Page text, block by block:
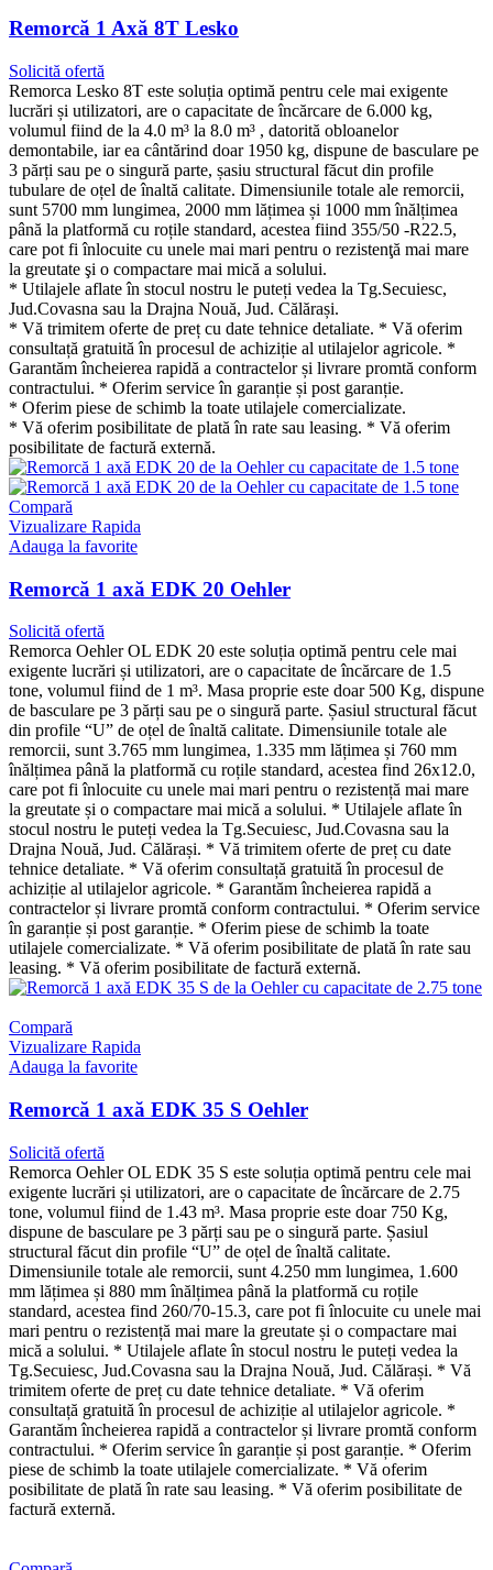
Remorcă 1 Axă 8T Lesko
Solicită ofertă
Remorca Lesko 8T este soluția optimă pentru cele mai exigente
lucrări și utilizatori, are o capacitate de încărcare de 6.000 kg,
volumul fiind de la 4.0 m³ la 8.0 m³ , datorită obloanelor
demontabile, iar ea cântărind doar 1950 kg, dispune de basculare pe
3 părți sau pe o singură parte, șasiu structural făcut din profile
tubulare de oțel de înaltă calitate. Dimensiunile totale ale remorcii,
sunt 5700 mm lungimea, 2000 mm lățimea și 1000 mm înălțimea
până la platformă cu roțile standard, acestea fiind 355/50 -R22.5,
care pot fi înlocuite cu unele mai mari pentru o rezistenţă mai mare
la greutate şi o compactare mai mică a solului.
* Utilajele aflate în stocul nostru le puteți vedea la Tg.Secuiesc,
Jud.Covasna sau la Drajna Nouă, Jud. Călărași.
* Vă trimitem oferte de preț cu date tehnice detaliate. * Vă oferim
consultață gratuită în procesul de achiziție al utilajelor agricole. *
Garantăm încheierea rapidă a contractelor și livrare promtă conform
contractului. * Oferim service în garanție și post garanție.
* Oferim piese de schimb la toate utilajele comercializate.
* Vă oferim posibilitate de plată în rate sau leasing. * Vă oferim
posibilitate de factură externă.
Compară
Vizualizare Rapida
Adauga la favorite
Remorcă 1 axă EDK 20 Oehler
Solicită ofertă
Remorca Oehler OL EDK 20 este soluția optimă pentru cele mai
exigente lucrări și utilizatori, are o capacitate de încărcare de 1.5
tone, volumul fiind de 1 m³. Masa proprie este doar 500 Kg, dispune
de basculare pe 3 părți sau pe o singură parte. Șasiul structural făcut
din profile “U” de oțel de înaltă calitate. Dimensiunile totale ale
remorcii, sunt 3.765 mm lungimea, 1.335 mm lățimea și 760 mm
înălțimea până la platformă cu roțile standard, acestea find 26x12.0,
care pot fi înlocuite cu unele mai mari pentru o rezistență mai mare
la greutate și o compactare mai mică a solului. * Utilajele aflate în
stocul nostru le puteți vedea la Tg.Secuiesc, Jud.Covasna sau la
Drajna Nouă, Jud. Călărași. * Vă trimitem oferte de preț cu date
tehnice detaliate. * Vă oferim consultață gratuită în procesul de
achiziție al utilajelor agricole. * Garantăm încheierea rapidă a
contractelor și livrare promtă conform contractului. * Oferim service
în garanție și post garanție. * Oferim piese de schimb la toate
utilajele comercializate. * Vă oferim posibilitate de plată în rate sau
leasing. * Vă oferim posibilitate de factură externă.
Compară
Vizualizare Rapida
Adauga la favorite
Remorcă 1 axă EDK 35 S Oehler
Solicită ofertă
Remorca Oehler OL EDK 35 S este soluția optimă pentru cele mai
exigente lucrări și utilizatori, are o capacitate de încărcare de 2.75
tone, volumul fiind de 1.43 m³. Masa proprie este doar 750 Kg,
dispune de basculare pe 3 părți sau pe o singură parte. Șasiul
structural făcut din profile “U” de oțel de înaltă calitate.
Dimensiunile totale ale remorcii, sunt 4.250 mm lungimea, 1.600
mm lățimea și 880 mm înălțimea până la platformă cu roțile
standard, acestea find 260/70-15.3, care pot fi înlocuite cu unele mai
mari pentru o rezistență mai mare la greutate și o compactare mai
mică a solului. * Utilajele aflate în stocul nostru le puteți vedea la
Tg.Secuiesc, Jud.Covasna sau la Drajna Nouă, Jud. Călărași. * Vă
trimitem oferte de preț cu date tehnice detaliate. * Vă oferim
consultață gratuită în procesul de achiziție al utilajelor agricole. *
Garantăm încheierea rapidă a contractelor și livrare promtă conform
contractului. * Oferim service în garanție și post garanție. * Oferim
piese de schimb la toate utilajele comercializate. * Vă oferim
posibilitate de plată în rate sau leasing. * Vă oferim posibilitate de
factură externă.